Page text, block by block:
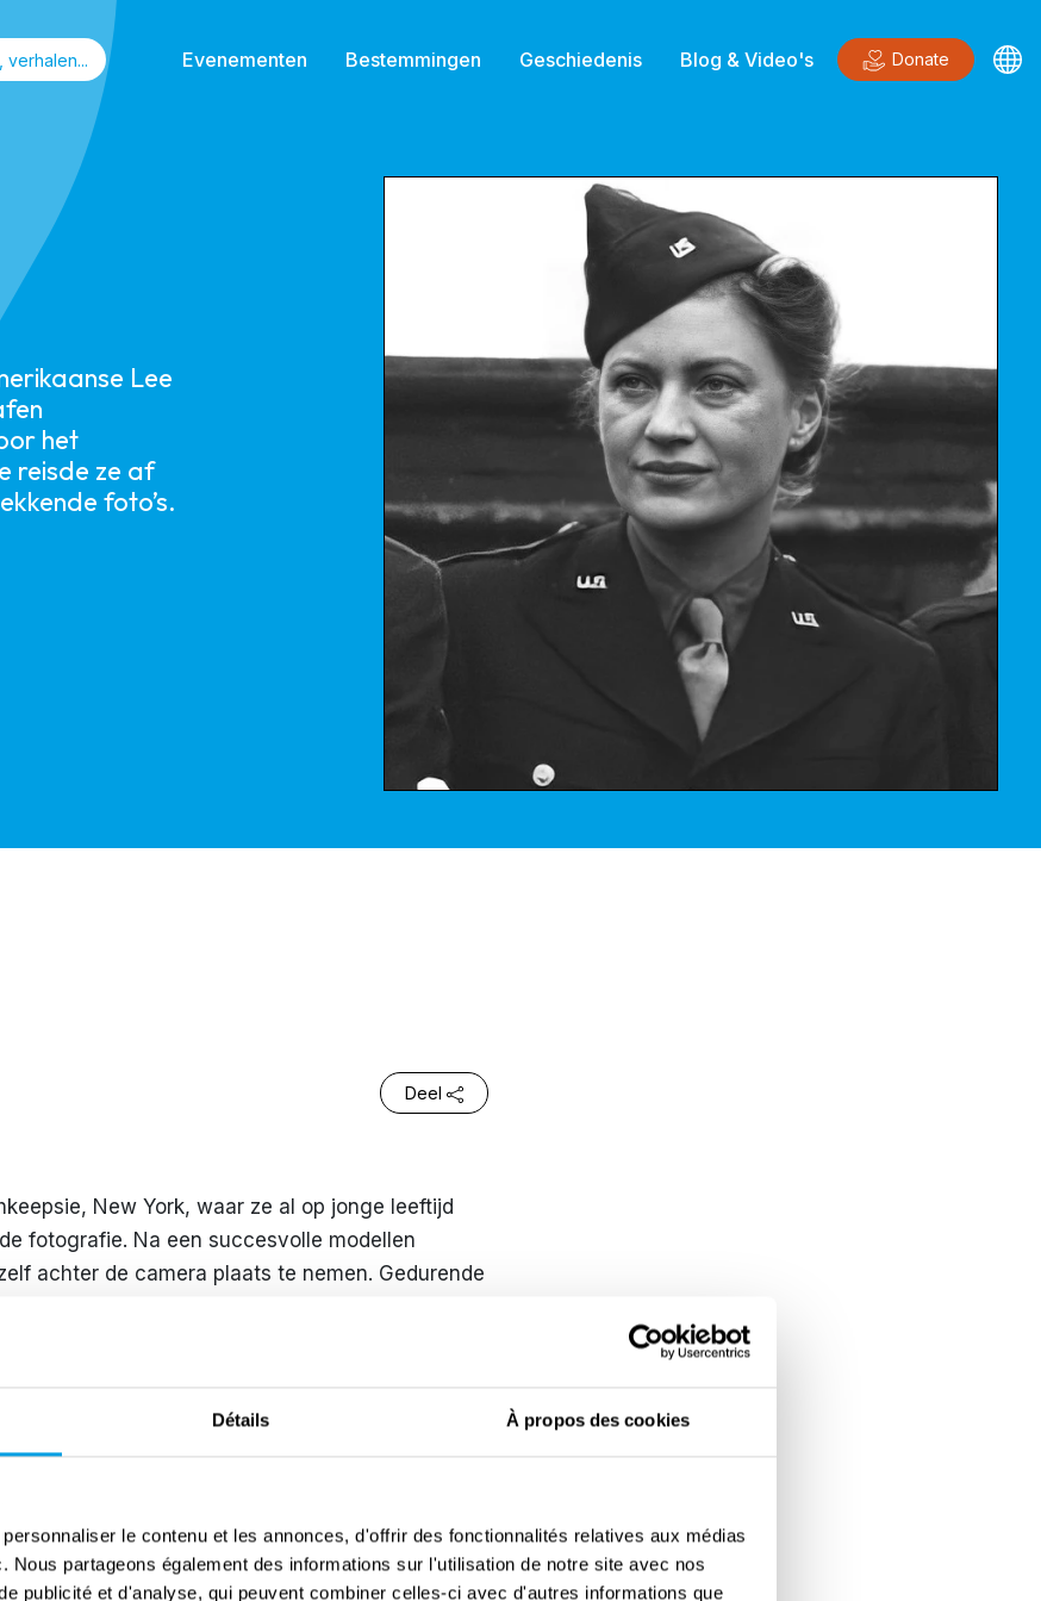
Détails À propos des cookies
le contenu et les annonces, d'offrir des fonctionnalités relatives aux médias
Nous partageons également des informations sur l'utilisation de notre site avec nos
publicité et d'analyse, qui peuvent combiner celles-ci avec d'autres informations que
Evenementen Bestemmingen Geschiedenis Blog & Video's Donate
Lee
het
reisde ze af
foto’s.
Deel
New York, waar ze al op jonge leeftijd
fotografie. Na een succesvolle modellen
achter de camera plaats te nemen. Gedurende
Caïro en Londen.
Miller in Londen en werkte ze voor Vogue.
en familie om terug te keren naar de
fotografen van Vogue naar het front werden
Een van haar eerste series was het
binnen het leger of werkten als zuster.
steeds meer veldwerk te doen. Hierdoor werd
vrouwelijke fotografen van het